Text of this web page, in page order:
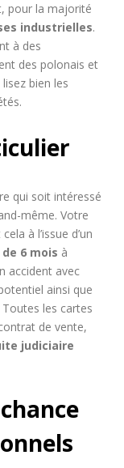
pour la majorité
industrielles.
à des
des polonais et
bien les
qui soit intéressé
même. Votre
à l’issue d’un
6 mois à
accident avec
ainsi que
les cartes
de vente,
judiciaire